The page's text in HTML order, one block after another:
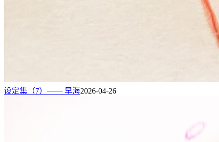
设定集（7）—— 早海2026-04-26